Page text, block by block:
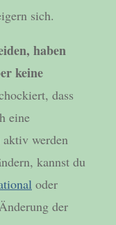
sich.
haben
keine
dass
eine
werden
kannst du
oder
der